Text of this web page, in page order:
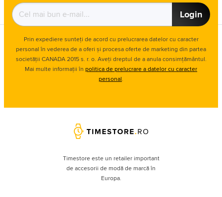
Login
Prin expediere sunteți de acord cu prelucrarea datelor cu caracter
personal în vederea de a oferi și procesa oferte de marketing din partea
societății CANADA 2015 s. r. o. Aveți dreptul de a anula consimțământul.
Mai multe informații în politica de prelucrare a datelor cu caracter
personal.
Timestore este un retailer important
de accesorii de modă de marcă în
Europa.